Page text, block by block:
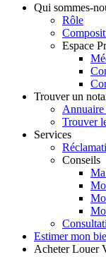
Qui sommes-
Rôle
Espace
Trouver un
Annuaire
Trouver
Services
Conseils
Estimer mon
Acheter Louer